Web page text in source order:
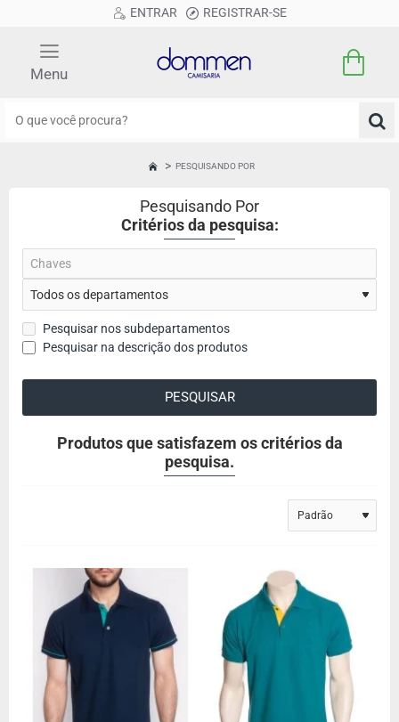
ENTRAR REGISTRAR-SE
PESQUISANDO POR
Pesquisando Por
Critérios da pesquisa:
Pesquisar nos subdepartamentos
Pesquisar na descrição dos produtos
PESQUISAR
Produtos que satisfazem os critérios da
pesquisa.